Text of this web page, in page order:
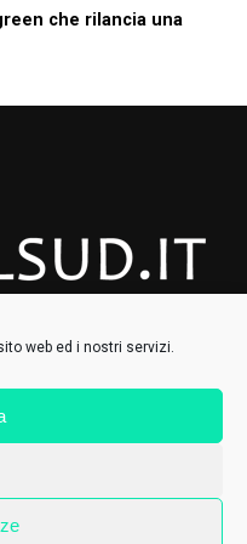
web ed i nostri servizi.
che rilancia una
i diritti riservati